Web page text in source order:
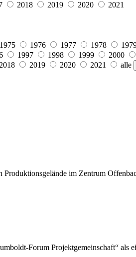
2018 2019 2020 2021
1975 1976 1977 1978
1997 1998 1999 2000
2018 2019 2020 2021 alle
im Zentrum
Forum Projektgemeinschaft“ als